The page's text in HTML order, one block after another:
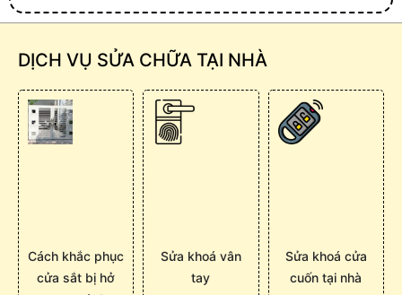
DỊCH VỤ SỬA CHỮA TẠI NHÀ
Cách khắc phục
cửa sắt bị hở
Sửa khoá vân
tay
Sửa khoá cửa
cuốn tại nhà